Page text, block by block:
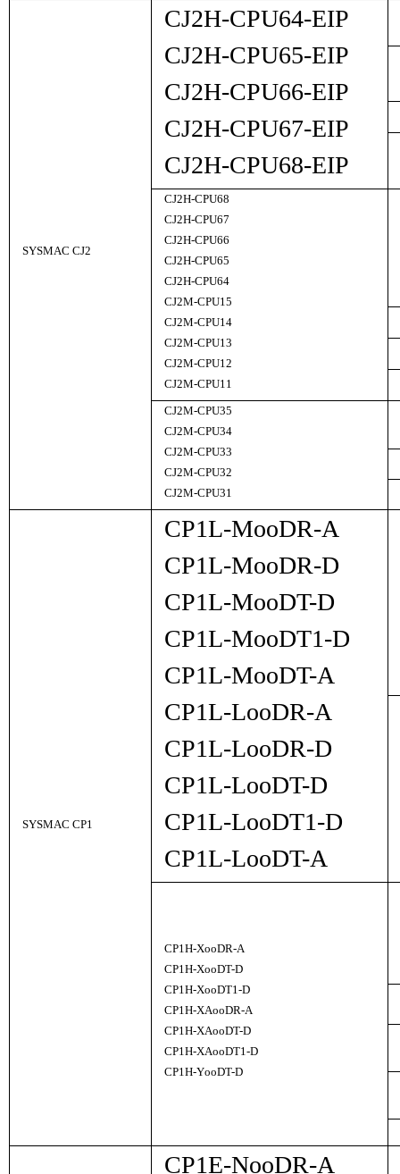
SYSMAC CJ2
CJ2H-CPU64-EIP
CJ2H-CPU65-EIP
CJ2H-CPU66-EIP
CJ2H-CPU67-EIP
CJ2H-CPU68-EIP
CJ2H-CPU68
CJ2H-CPU67
CJ2H-CPU66
CJ2H-CPU65
CJ2H-CPU64
CJ2M-CPU15
CJ2M-CPU14
CJ2M-CPU13
CJ2M-CPU12
CJ2M-CPU11
CJ2M-CPU35
CJ2M-CPU34
CJ2M-CPU33
CJ2M-CPU32
CJ2M-CPU31
SYSMAC CP1
CP1L-MooDR-A
CP1L-MooDR-D
CP1L-MooDT-D
CP1L-MooDT1-D
CP1L-MooDT-A
CP1L-LooDR-A
CP1L-LooDR-D
CP1L-LooDT-D
CP1L-LooDT1-D
CP1L-LooDT-A
CP1H-XooDR-A
CP1H-XooDT-D
CP1H-XooDT1-D
CP1H-XAooDR-A
CP1H-XAooDT-D
CP1H-XAooDT1-D
CP1H-YooDT-D
CP1E-NooDR-A